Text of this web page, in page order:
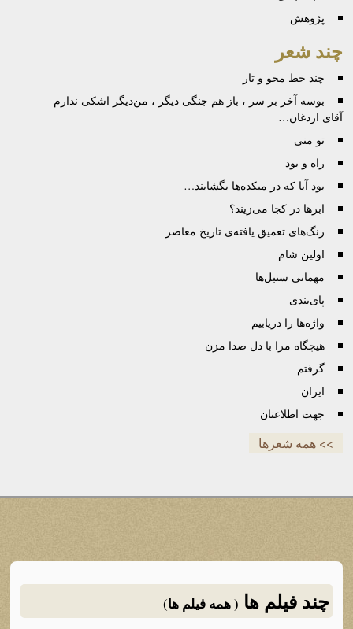
پژوهش
چند شعر
چند خط محو و تار
بوسه آخر بر سر ، باز هم جنگی دیگر ، من‌دیگر اشکی ندارم
آقای اردغان…
تو منی
راه و بود
بود آیا که در میکده‌ها بگشایند…
ابرها در کجا می‌زیند؟
رنگ‌های تعمیق یافته‌ی تاریخ معاصر
اولین شام
مهمانی سنبل‌ها
پای‌بندی
واژه‌ها را دریابیم
هیچگاه مرا با دل صدا مزن
گرفتم
ایران
جهت اطلاعتان
>> همه شعرها
چند فیلم ها ( همه فیلم ها)